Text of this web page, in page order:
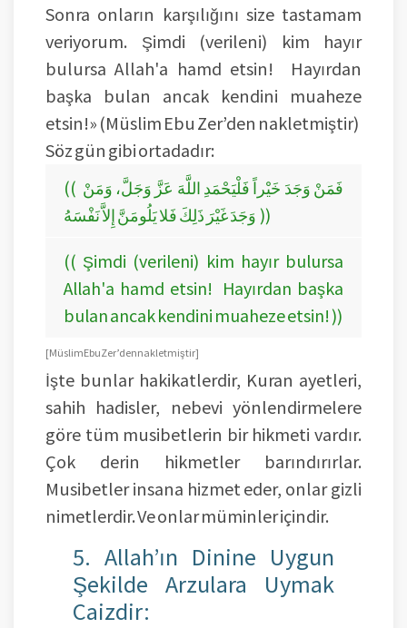
Sonra onların karşılığını size tastamam
veriyorum. Şimdi (verileni) kim hayır
bulursa Allah'a hamd etsin! Hayırdan
başka bulan ancak kendini muaheze
etsin!» (Müslim Ebu Zer’den nakletmiştir)
Söz gün gibi ortadadır:
(( فَمَنْ وَجَدَ خَيْراً فَلْيَحْمَدِ اللَّهَ عَزَّ وَجَلَّ، وَمَنْ
وَجَدَ غَيْرَ ذَلِكَ فَلا يَلُومَنَّ إِلاَّ نَفْسَهُ ))
(( Şimdi (verileni) kim hayır bulursa
Allah'a hamd etsin! Hayırdan başka
bulan ancak kendini muaheze etsin! ))
[ Müslim Ebu Zer’den nakletmiştir ]
İşte bunlar hakikatlerdir, Kuran ayetleri,
sahih hadisler, nebevi yönlendirmelere
göre tüm musibetlerin bir hikmeti vardır.
Çok derin hikmetler barındırırlar.
Musibetler insana hizmet eder, onlar gizli
nimetlerdir. Ve onlar müminler içindir.
5. Allah’ın Dinine Uygun
Şekilde Arzulara Uymak
Caizdir: